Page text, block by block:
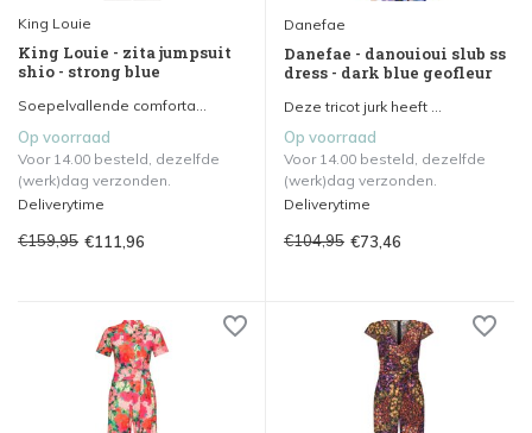
King Louie
King Louie - zita jumpsuit
shio - strong blue
Soepelvallende comforta...
Op voorraad
Voor 14.00 besteld, dezelfde
(werk)dag verzonden.
Deliverytime
€159,95 €111,96
Danefae
Danefae - danouioui slub ss
dress - dark blue geofleur
Deze tricot jurk heeft ...
Op voorraad
Voor 14.00 besteld, dezelfde
(werk)dag verzonden.
Deliverytime
€104,95 €73,46